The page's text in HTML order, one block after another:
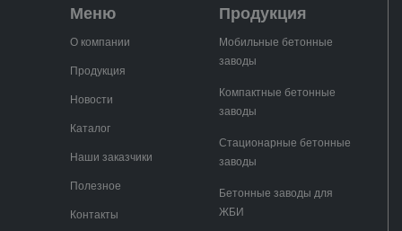
Меню
О компании
Продукция
Новости
Каталог
Наши заказчики
Полезное
Контакты
Продукция
Мобильные бетонные
заводы
Компактные бетонные
заводы
Стационарные бетонные
заводы
Бетонные заводы для
ЖБИ